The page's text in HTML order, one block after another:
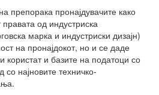
препорака пронајдувачите како
од индустриска
марка и индустриски дизајн)
на пронајдокот, но и се даде
користат и базите на податоци со
најновите техничко-